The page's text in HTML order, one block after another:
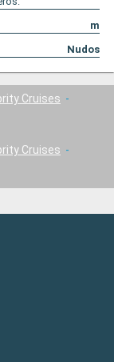
m
Nudos
Cruises
Cruises